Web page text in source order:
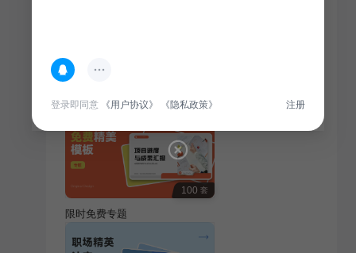
100 套
限时免费专题
登录即同意 《用户协议》 《隐私政策》 注册